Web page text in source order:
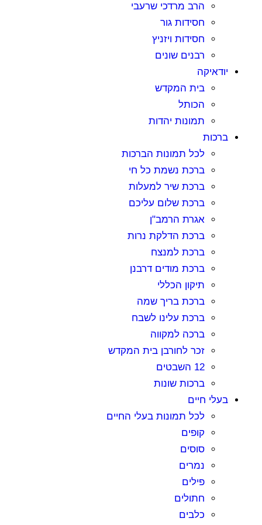
הרב מרדכי שרעבי
חסידות גור
חסידות ויזניץ
רבנים שונים
יודאיקה
בית המקדש
הכותל
תמונות יהדות
ברכות
לכל תמונות הברכות
ברכת נשמת כל חי
ברכת שיר למעלות
ברכת שלום עליכם
אגרת הרמב"ן
ברכת הדלקת נרות
ברכת למנצח
ברכת מודים דרבנן
תיקון הכללי
ברכת בריך שמה
ברכת עלינו לשבח
ברכה למקווה
זכר לחורבן בית המקדש
12 השבטים
ברכות שונות
בעלי חיים
לכל תמונות בעלי החיים
קופים
סוסים
נמרים
פילים
חתולים
כלבים